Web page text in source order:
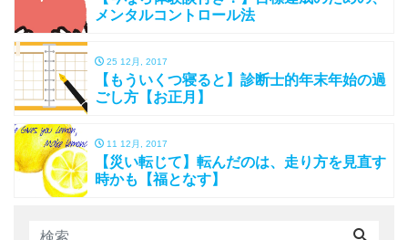
メンタルコントロール法
25 12月, 2017
【もういくつ寝ると】診断士的年末年始の過
ごし方【お正月】
11 12月, 2017
【災い転じて】転んだのは、走り方を見直す
時かも【福となす】